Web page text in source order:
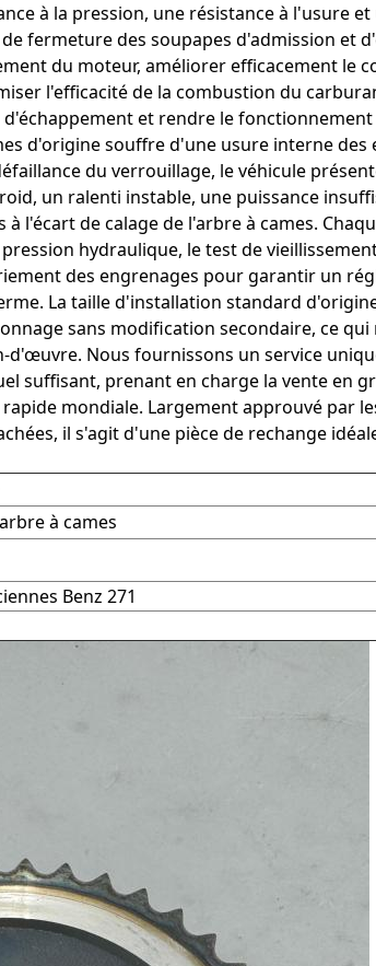
à la pression, une résistance à l'usure
fermeture des soupapes d'admission et
du moteur, améliorer efficacement le
l'efficacité de la combustion du
et rendre le
d'origine souffre d'une usure interne des
du verrouillage, le véhicule
un ralenti instable, une puissance
l'écart de calage de l'arbre à cames.
hydraulique, le test de
des engrenages pour garantir un
La taille d'installation standard
sans modification secondaire, ce
d'œuvre. Nous fournissons un service
suffisant, prenant en charge la vente en
mondiale. Largement approuvé par
il s'agit d'une pièce de rechange
à cames
Benz 271